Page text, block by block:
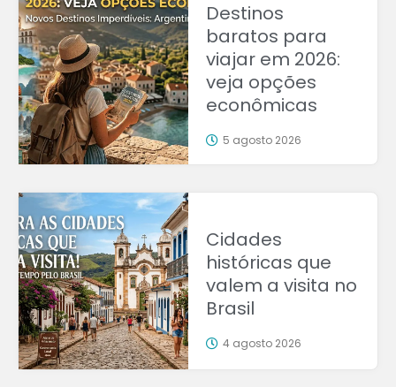
Destinos
baratos para
viajar em 2026:
veja opções
econômicas
5 agosto 2026
Cidades
históricas que
valem a visita no
Brasil
4 agosto 2026